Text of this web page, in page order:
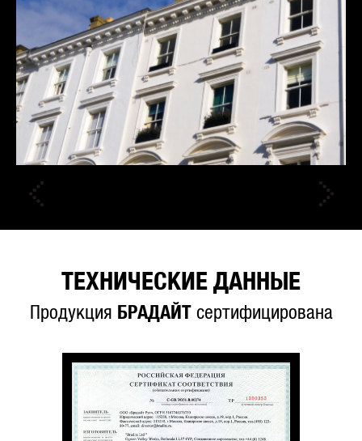
ТЕХНИЧЕСКИЕ ДАННЫЕ
Продукция БРАДАЙТсертифицирована